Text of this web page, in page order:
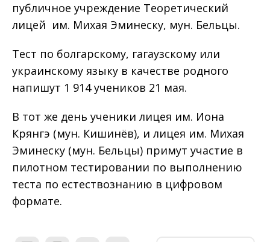
публичное учреждение Теоретический
лицей им. Михая Эминеску, мун. Бельцы.
Тест по болгарскому, гагаузскому или
украинскому языку в качестве родного
напишут 1 914 учеников 21 мая.
В тот же день ученики лицея им. Иона
Крянгэ (мун. Кишинёв), и лицея им. Михая
Эминеску (мун. Бельцы) примут участие в
пилотном тестировании по выполнению
теста по естествознанию в цифровом
формате.